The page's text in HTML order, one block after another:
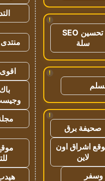
!
تحسين SEO
سلة
!
!
صحيفة برق
اشراق اون
لاين
وسفر